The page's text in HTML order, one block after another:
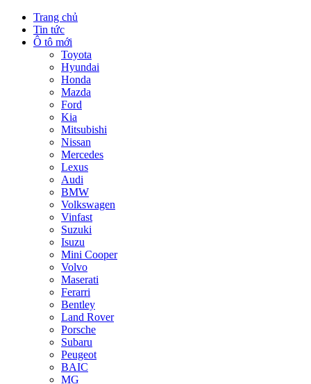
Trang chủ
Tin tức
Ô tô mới
Toyota
Hyundai
Honda
Mazda
Ford
Kia
Mitsubishi
Nissan
Mercedes
Lexus
Audi
BMW
Volkswagen
Vinfast
Suzuki
Isuzu
Mini Cooper
Volvo
Maserati
Ferarri
Bentley
Land Rover
Porsche
Subaru
Peugeot
BAIC
MG